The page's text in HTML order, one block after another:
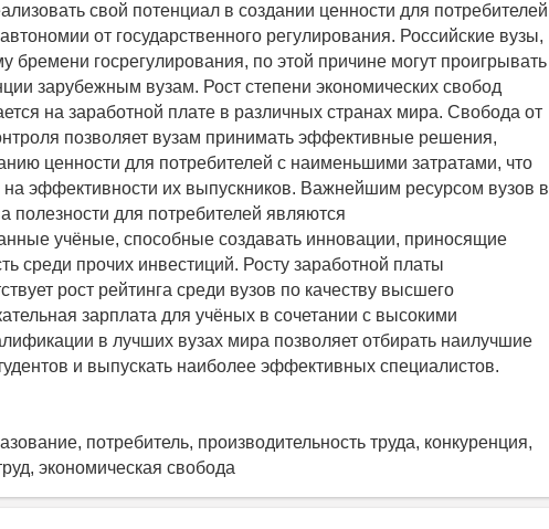
свой потенциал в создании ценности для потребителей
от государственного регулирования. Российские вузы,
бремени госрегулирования, по этой причине могут проигрывать
зарубежным вузам. Рост степени экономических свобод
на заработной плате в различных странах мира. Свобода от
позволяет вузам принимать эффективные решения,
ценности для потребителей с наименьшими затратами, что
на эффективности их выпускников. Важнейшим ресурсом вузов в
полезности для потребителей являются
учёные, способные создавать инновации, приносящие
среди прочих инвестиций. Росту заработной платы
рост рейтинга среди вузов по качеству высшего
зарплата для учёных в сочетании с высокими
в лучших вузах мира позволяет отбирать наилучшие
и выпускать наиболее эффективных специалистов.
потребитель, производительность труда, конкуренция,
экономическая свобода